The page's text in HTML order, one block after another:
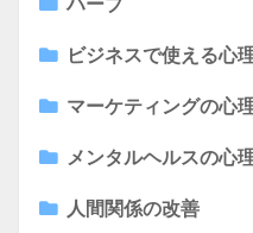
ビジネスで使える心
マーケティングの心
メンタルヘルスの心
人間関係の改善